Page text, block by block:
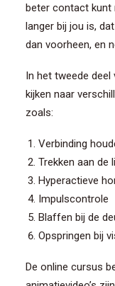
beter contact kunt
langer bij jou is,
dan voorheen, en
In het tweede
kijken naar
zoals:
Verbinding
Trekken aan de
Hyperactieve
Impulscontrole
Blaffen bij de
Opspringen bij
De online cursus